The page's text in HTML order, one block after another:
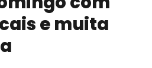
e muita